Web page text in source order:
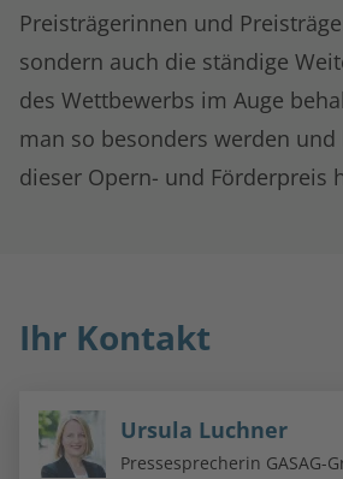
Preisträgerinnen und
sondern auch die ständige
des Wettbewerbs im Auge
man so besonders werden
dieser Opern- und Förderpreis
Ihr Kontakt
Ursula Luchner
Pressesprecherin GASAG-